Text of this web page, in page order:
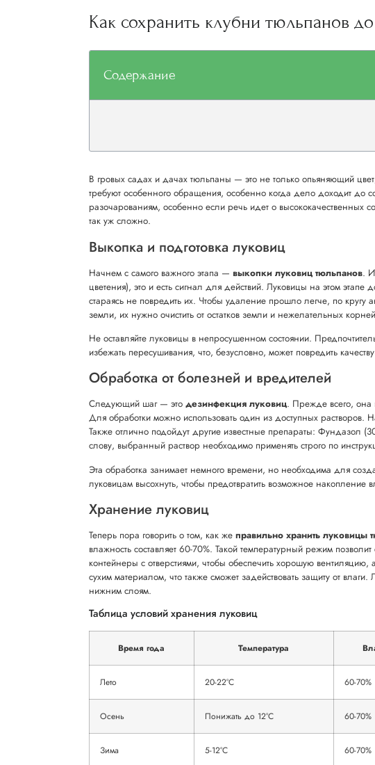
Как сохранить клубни тюльпанов
Содержание
В гровых садах и дачах тюльпаны — это не только опьяняющий
требуют особенного обращения, особенно когда дело доходит до
разочарованиям, особенно если речь идет о высококачественных
так уж сложно.
Выкопка и подготовка луковиц
Начнем с самого важного этапа — выкопки луковиц тюльпанов.
цветения), это и есть сигнал для действий. Луковицы на этом этапе
стараясь не повредить их. Чтобы удаление прошло легче, по
земли, их нужно очистить от остатков земли и нежелательных
Не оставляйте луковицы в непросушенном состоянии.
избежать пересушивания, что, безусловно, может повредить
Обработка от болезней и вредителей
Следующий шаг — это дезинфекция луковиц. Прежде всего, она
Для обработки можно использовать один из доступных
Также отлично подойдут другие известные препараты:
слову, выбранный раствор необходимо применять строго по
Эта обработка занимает немного времени, но необходима для
луковицам высохнуть, чтобы предотвратить возможное накопление
Хранение луковиц
Теперь пора говорить о том, как же правильно хранить луковицы
влажность составляет 60-70%. Такой температурный режим
контейнеры с отверстиями, чтобы обеспечить хорошую
сухим материалом, что также сможет задействовать защиту от
нижним слоям.
Таблица условий хранения луковиц
Время года Температура
Лето 20-22°C 60-70%
Осень Понижать до 12°C 60-70%
Зима 5-12°C 60-70%